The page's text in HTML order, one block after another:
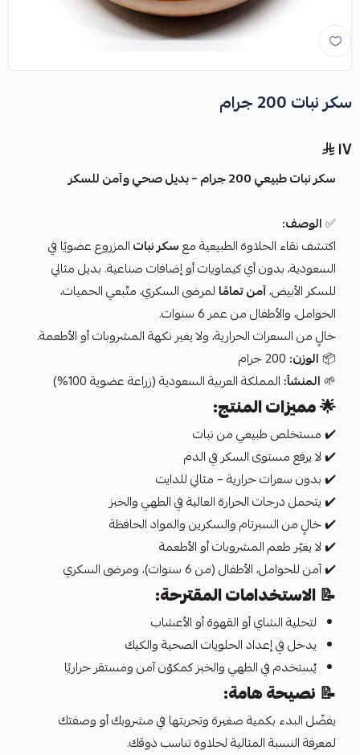
سكر نبات 200 جرام
١٧
سكر نبات طبيعي 200 جرام – بديل صحي وآمن للسكر
✅الوصف:
اكتشف نقاء الحلاوة الطبيعية معسكر نباتالمزروع عضويًا في
السعودية، بدون أي كيماويات أو إضافات صناعية. بديل مثالي
للسكر الأبيض،آمن تمامًا لمرضى السكري، متّبعي الحميات،
الحوامل، والأطفال من عمر 6 سنوات.
خالٍ من السعرات الحرارية، ولا يغير نكهة المشروبات أو الأطعمة.
📦 الوزن:
🌱 المنشأ: المملكة العربية السعودية (زراعة عضوية 100%)
🌟مميزات المنتج:
✔️ مستخلص طبيعي من نبات
✔️ لا يرفع مستوى السكر في الدم
✔️ بدون سعرات حرارية – مثالي للدايت
✔️ يتحمل درجات الحرارة العالية في الطهي والخبز
✔️ خالٍ من السبرتام والسكرين والمواد الحافظة
✔️ لا يغيّر طعم المشروبات أو الأطعمة
✔️ آمن للحوامل، الأطفال (من 6 سنوات)، ومرضى السكري
📝الاستخدامات المقترحة:
لتحلية الشاي أو القهوة أو الأعشاب
يدخل في إعداد الحلويات الصحية والكيك
يُستخدم في الطهي والخبز كمكوّن آمن ومستقر حراريًا
📝 نصيحة هامة:
يفضّل البدء بكمية صغيرة وتجربتها في مشروبك أو وصفتك
لمعرفة النسبة المثالية لحلاوة تناسب ذوقك.